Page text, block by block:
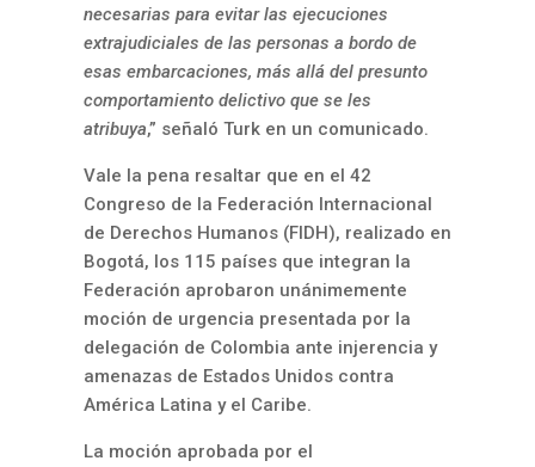
necesarias para evitar las ejecuciones
extrajudiciales de las personas a bordo de
esas embarcaciones, más allá del presunto
comportamiento delictivo que se les
atribuya,” señaló Turk en un comunicado.
Vale la pena resaltar que en el 42
Congreso de la Federación Internacional
de Derechos Humanos (FIDH), realizado en
Bogotá, los 115 países que integran la
Federación aprobaron unánimemente
moción de urgencia presentada por la
delegación de Colombia ante injerencia y
amenazas de Estados Unidos contra
América Latina y el Caribe.
La moción aprobada por el